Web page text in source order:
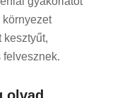
kesztyűt,
felvesznek.